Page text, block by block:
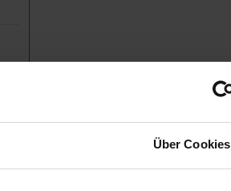
Über Cookies